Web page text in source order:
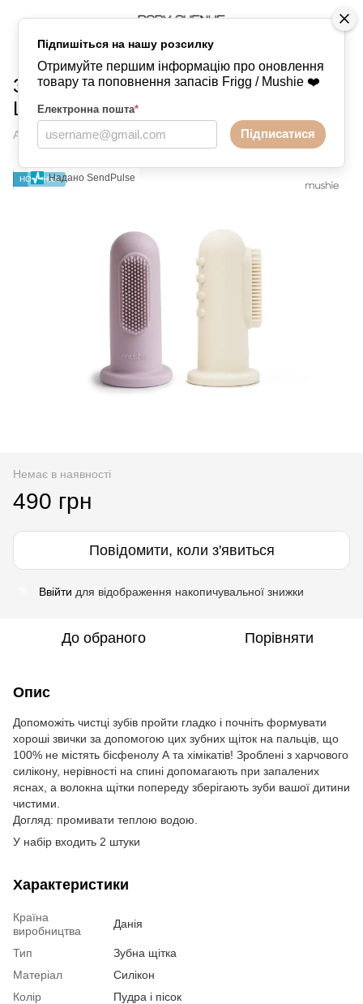
Підпишіться на нашу розсилку
Отримуйте першим інформацію про оновлення
товару та поповнення запасів Frigg / Mushie ❤️
Електронна пошта*
Підписатися
Надано SendPulse
Аксесуари Зубні щітки Mushie
Зубна щітка на палець Soft
Lilac/Ivory
Артикул:082471383491 Написати відгук
НОВИНКА
Немає в наявності
490 грн
Повідомити, коли з'явиться
Ввійти для відображення накопичувальної знижки
До обраного Порівняти
Опис
Допоможіть чистці зубів пройти гладко і почніть формувати
хороші звички за допомогою цих зубних щіток на пальців, що
100% не містять бісфенолу А та хімікатів! Зроблені з харчового
силікону, нерівності на спині допомагають при запалених
яснах, а волокна щітки попереду зберігають зуби вашої дитини
чистими.
Догляд: промивати теплою водою.
У набір входить 2 штуки
Характеристики
Країна
виробництва
Данія
Тип
Зубна щітка
Матеріал
Силікон
Колір
Пудра і пісок